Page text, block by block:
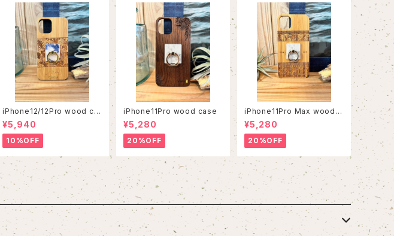
iPhone12/12Pro wood ca
se
¥5,940
10%OFF
iPhone11Pro wood case
¥5,280
20%OFF
iPhone11Pro Max wood c
ase
¥5,280
20%OFF